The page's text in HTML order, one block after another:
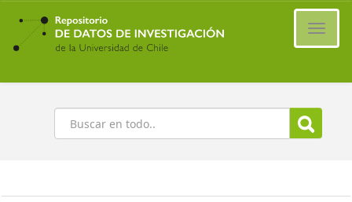
Ir
contenido
principal
Buscar